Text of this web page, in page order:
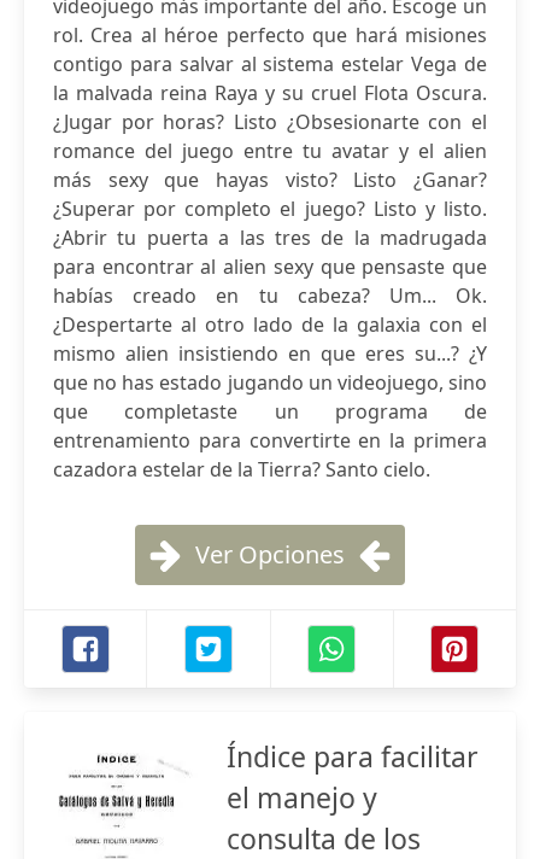
videojuego más importante del año. Escoge un
rol. Crea al héroe perfecto que hará misiones
contigo para salvar al sistema estelar Vega de
la malvada reina Raya y su cruel Flota Oscura.
¿Jugar por horas? Listo ¿Obsesionarte con el
romance del juego entre tu avatar y el alien
más sexy que hayas visto? Listo ¿Ganar?
¿Superar por completo el juego? Listo y listo.
¿Abrir tu puerta a las tres de la madrugada
para encontrar al alien sexy que pensaste que
habías creado en tu cabeza? Um... Ok.
¿Despertarte al otro lado de la galaxia con el
mismo alien insistiendo en que eres su...? ¿Y
que no has estado jugando un videojuego, sino
que completaste un programa de
entrenamiento para convertirte en la primera
cazadora estelar de la Tierra? Santo cielo.
Ver Opciones
Índice para facilitar
el manejo y
consulta de los